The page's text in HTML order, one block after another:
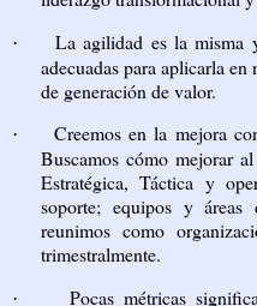
·
La agilidad es la misma
adecuadas para aplicarla
de generación de valor.
·
Creemos en la mejora
Buscamos cómo mejorar
Estratégica, Táctica y
soporte; equipos y
reunimos como
trimestralmente.
· Pocas métricas